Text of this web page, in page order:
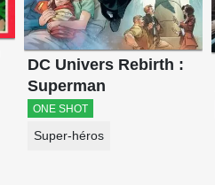
DC Univers Rebirth :
Superman
ONE SHOT
Super-héros